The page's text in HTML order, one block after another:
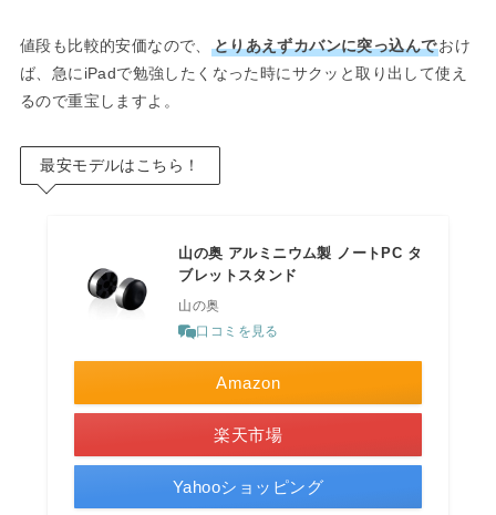
値段も比較的安価なので、 とりあえずカバンに突っ込んでおけ
ば、急にiPadで勉強したくなった時にサクッと取り出して使え
るので重宝しますよ。
最安モデルはこちら！
山の奥 アルミニウム製 ノートPC タ
ブレットスタンド
山の奥
口コミを見る
Amazon
楽天市場
Yahooショッピング